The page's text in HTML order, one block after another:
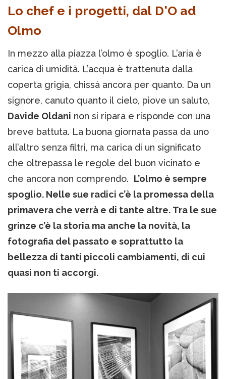
Lo chef e i progetti, dal D'O ad
Olmo
In mezzo alla piazza l’olmo è spoglio. L’aria è
carica di umidità. L’acqua è trattenuta dalla
coperta grigia, chissà ancora per quanto. Da un
signore, canuto quanto il cielo, piove un saluto,
Davide Oldani non si ripara e risponde con una
breve battuta. La buona giornata passa da uno
all’altro senza filtri, ma carica di un significato
che oltrepassa le regole del buon vicinato e
che ancora non comprendo. L’olmo è sempre
spoglio. Nelle sue radici c’è la promessa della
primavera che verrà e di tante altre. Tra le sue
grinze c’è la storia ma anche la novità, la
fotografia del passato e soprattutto la
bellezza di tanti piccoli cambiamenti, di cui
quasi non ti accorgi.